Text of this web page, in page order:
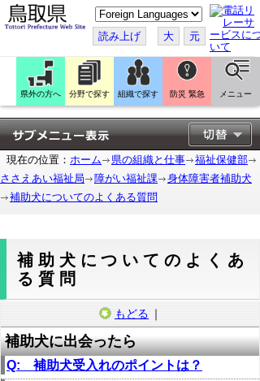
こ
の
ペ
ー
ジ
翻
訳
す
る
読み上げ 大 元
県外の方へ 分野で探す 組織で探す 防災 緊急 メニュー
現在の位置： ホーム 県の組織と仕事
福祉保健部
ささえあい福祉局
障がい福祉課
身体障害者補助犬
補助犬についてのよくある質問
補助犬についてのよくあ
る質問
もどる ｜
補助犬に出会ったら
Q: 補助犬受入れのポイントは？